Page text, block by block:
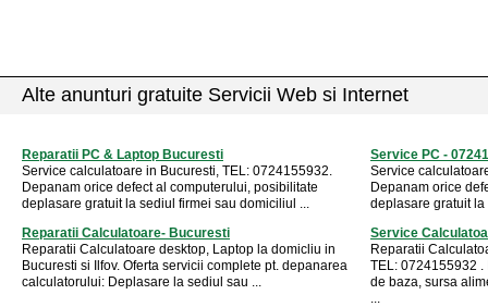
Alte anunturi gratuite Servicii Web si Internet
Reparatii PC & Laptop Bucuresti
Service calculatoare in Bucuresti, TEL: 0724155932.
Depanam orice defect al computerului, posibilitate
deplasare gratuit la sediul firmei sau domiciliul ...
Service PC -
Service
Depanam orice
deplasare gratuit
Reparatii Calculatoare- Bucuresti
Reparatii Calculatoare desktop, Laptop la domicliu in
Bucuresti si Ilfov. Oferta servicii complete pt. depanarea
calculatorului: Deplasare la sediul sau ...
Service
Reparatii
TEL: 0724155932
de baza, sursa
...